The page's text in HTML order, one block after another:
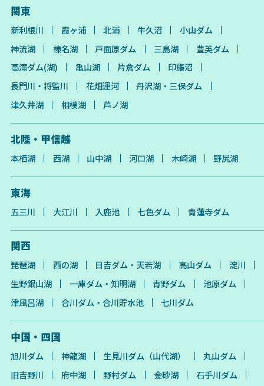
関東
新利根川 霞ヶ浦 北浦 牛久沼
小山ダム
神流湖
榛名湖 戸面原ダム 三島湖
豊英ダム
高滝ダム(湖)
亀山湖 片倉ダム
印旛沼
長門川・将監川
花畑運河
丹沢湖・三保ダム
津久井湖
相模湖 芦ノ湖
北陸・甲信越
本栖湖 西湖 山中湖 河口湖 木崎湖 野尻湖
東海
五三川 大江川 入鹿池 七色ダム 青蓮寺ダム
関西
琵琶湖 西の湖 日吉ダム・天若湖 高山ダム
淀川
生野銀山湖
一庫ダム・知明湖 青野ダム
池原ダム
津風呂湖
合川ダム・合川貯水池 七川ダム
中国・四国
旭川ダム 神龍湖 生見川ダム（山代湖）
丸山ダム
旧吉野川
府中湖 野村ダム 金砂湖
石手川ダム